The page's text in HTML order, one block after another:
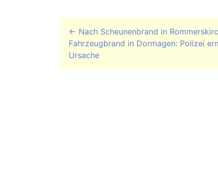
Beitrags-Navigation
← Nach Scheunenbrand in
Fahrzeugbrand in Dormagen: Polizei
Ursache